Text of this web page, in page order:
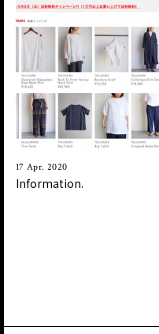
17 Apr. 2020
Information.